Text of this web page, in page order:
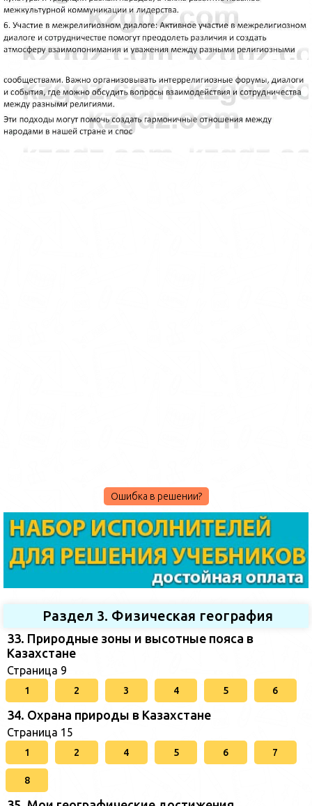
Ошибка в решении?
Раздел 3. Физическая география
33. Природные зоны и высотные пояса в
Казахстане
Страница 9
1 2 3 4 5 6
34. Охрана природы в Казахстане
Страница 15
1 2 4 5 6 7
8